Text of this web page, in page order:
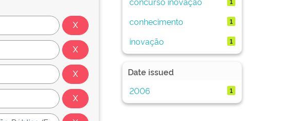
conhecimento 1
inovação 1
Date issued
2006
1